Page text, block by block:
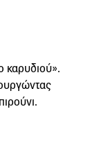
καρυδιού».